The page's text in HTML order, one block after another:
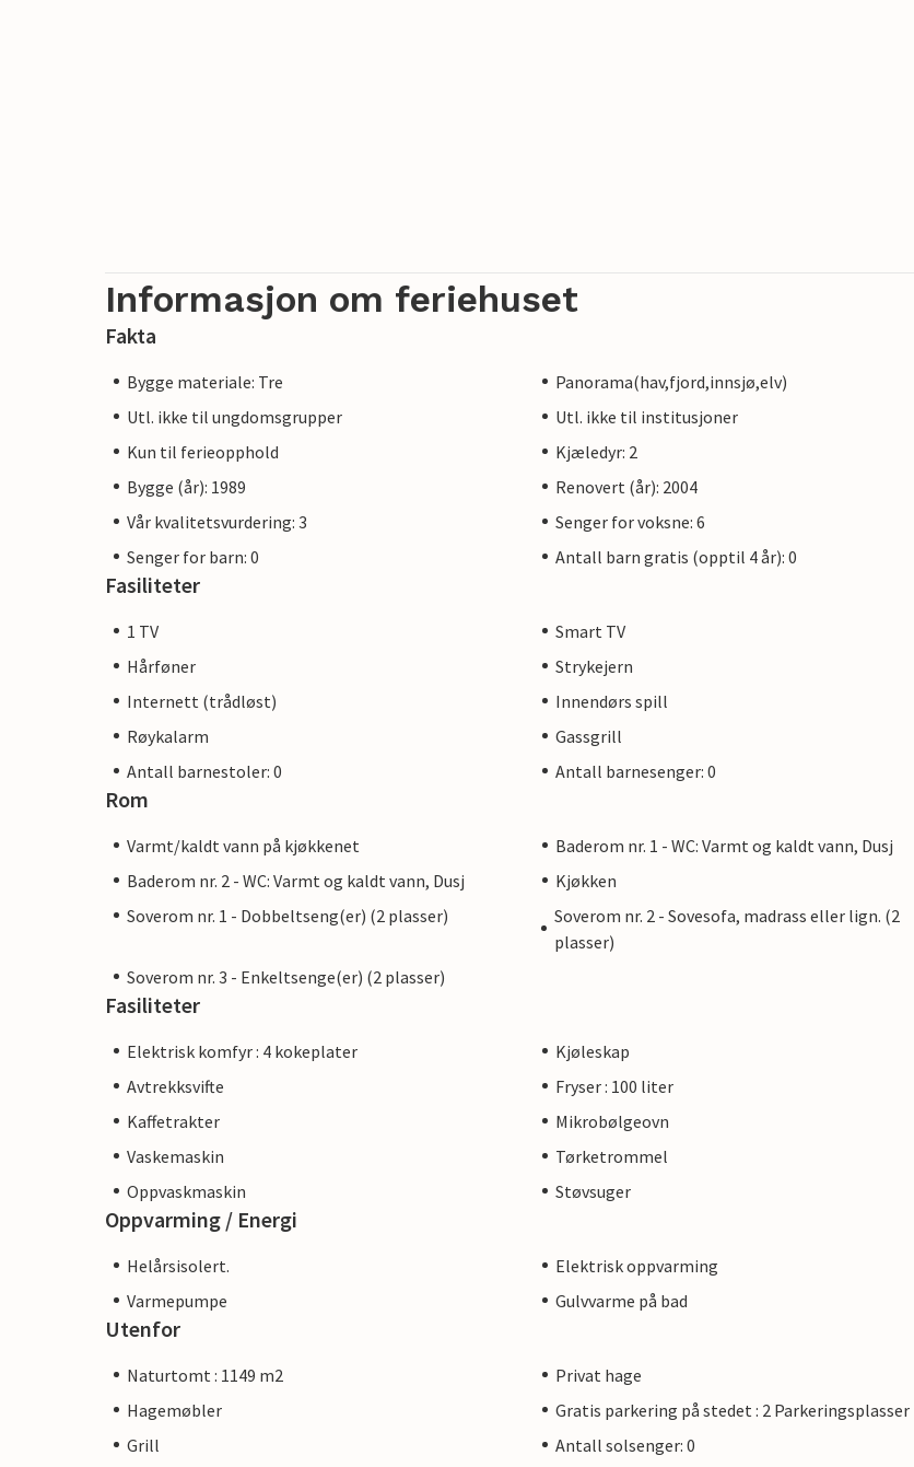
Informasjon om feriehuset
Fakta
Bygge materiale: Tre
Panorama(hav,fjord,innsjø,elv)
Utl. ikke til ungdomsgrupper
Utl. ikke til institusjoner
Kun til ferieopphold
Kjæledyr: 2
Bygge (år): 1989
Renovert (år): 2004
Vår kvalitetsvurdering: 3
Senger for voksne: 6
Senger for barn: 0
Antall barn gratis (opptil 4 år): 0
Fasiliteter
1 TV
Smart TV
Hårføner
Strykejern
Internett (trådløst)
Innendørs spill
Røykalarm
Gassgrill
Antall barnestoler: 0
Antall barnesenger: 0
Rom
Varmt/kaldt vann på kjøkkenet
Baderom nr. 1 - WC: Varmt og kaldt vann, Dusj
Baderom nr. 2 - WC: Varmt og kaldt vann, Dusj
Kjøkken
Soverom nr. 1 - Dobbeltseng(er) (2 plasser)
Soverom nr. 2 - Sovesofa, madrass eller lign. (2
plasser)
Soverom nr. 3 - Enkeltsenge(er) (2 plasser)
Fasiliteter
Elektrisk komfyr : 4 kokeplater
Kjøleskap
Avtrekksvifte
Fryser : 100 liter
Kaffetrakter
Mikrobølgeovn
Vaskemaskin
Tørketrommel
Oppvaskmaskin
Støvsuger
Oppvarming / Energi
Helårsisolert.
Elektrisk oppvarming
Varmepumpe
Gulvvarme på bad
Utenfor
Naturtomt : 1149 m2
Privat hage
Hagemøbler
Gratis parkering på stedet : 2 Parkeringsplasser
Grill
Antall solsenger: 0